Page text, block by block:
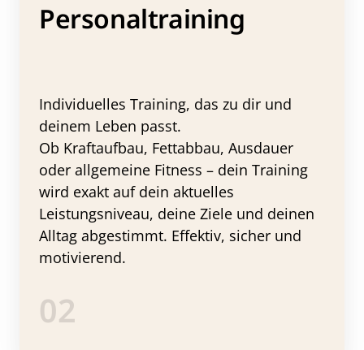
Personaltraining
Individuelles Training, das zu dir und
deinem Leben passt.
Ob Kraftaufbau, Fettabbau, Ausdauer
oder allgemeine Fitness – dein Training
wird exakt auf dein aktuelles
Leistungsniveau, deine Ziele und deinen
Alltag abgestimmt. Effektiv, sicher und
motivierend.
02